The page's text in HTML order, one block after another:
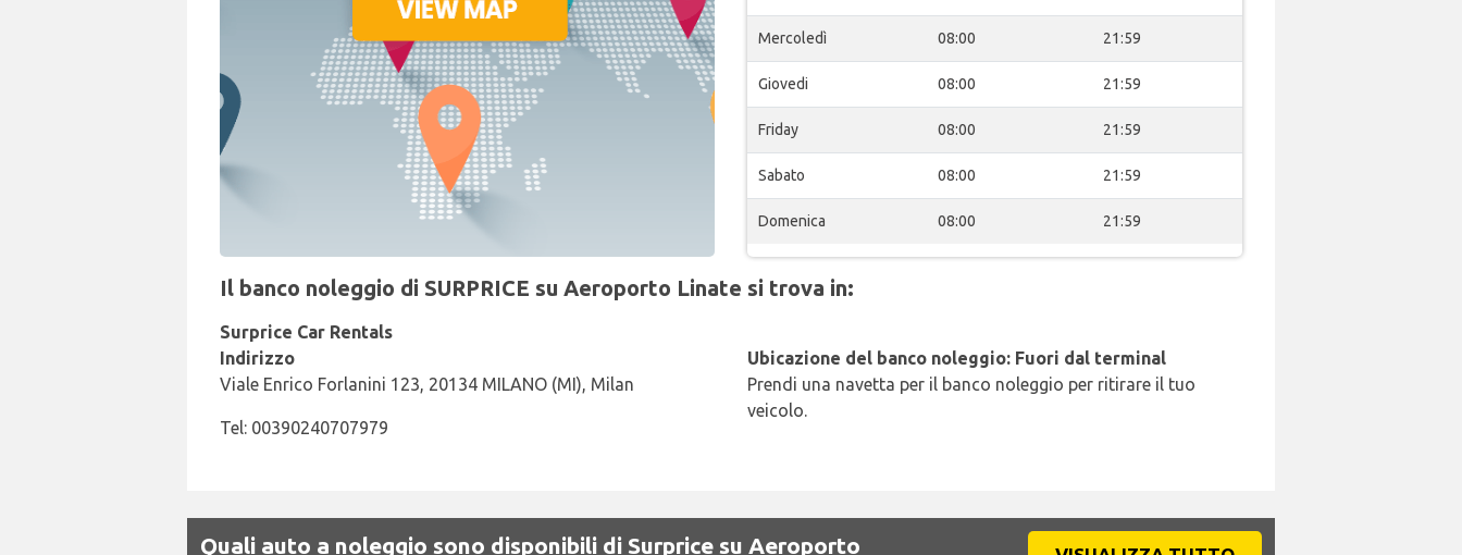
Mercoledì 08:00 21:59
Giovedi 08:00 21:59
Friday 08:00 21:59
Sabato 08:00 21:59
Domenica 08:00 21:59
Il banco noleggio di SURPRICE su Aeroporto Linate si trova in:
Surprice Car Rentals
Indirizzo
Viale Enrico Forlanini 123, 20134 MILANO (MI), Milan
Tel: 00390240707979
Ubicazione del banco noleggio: Fuori dal terminal
Prendi una navetta per il banco noleggio per ritirare il tuo
veicolo.
Quali auto a noleggio sono disponibili di Surprice su Aeroporto